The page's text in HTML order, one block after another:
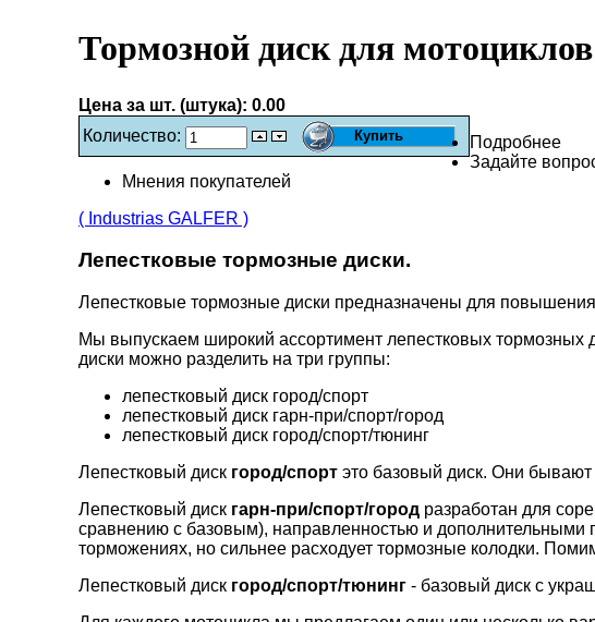
Тормозной диск для
Цена за шт. (штука): 0.00
Количество:
Подробнее
Задайте
Мнения покупателей
( Industrias GALFER )
Лепестковые тормозные диски.
Лепестковые тормозные диски предназначены для
Мы выпускаем широкий ассортимент лепестковых тормозных
диски можно разделить на три группы:
лепестковый диск город/спорт
лепестковый диск гарн-при/спорт/город
лепестковый диск город/спорт/тюнинг
Лепестковый диск город/спорт это базовый диск. Они
Лепестковый диск гарн-при/спорт/город разработан для
сравнению с базовым), направленностью и
торможениях, но сильнее расходует тормозные колодки.
Лепестковый диск город/спорт/тюнинг - базовый диск с